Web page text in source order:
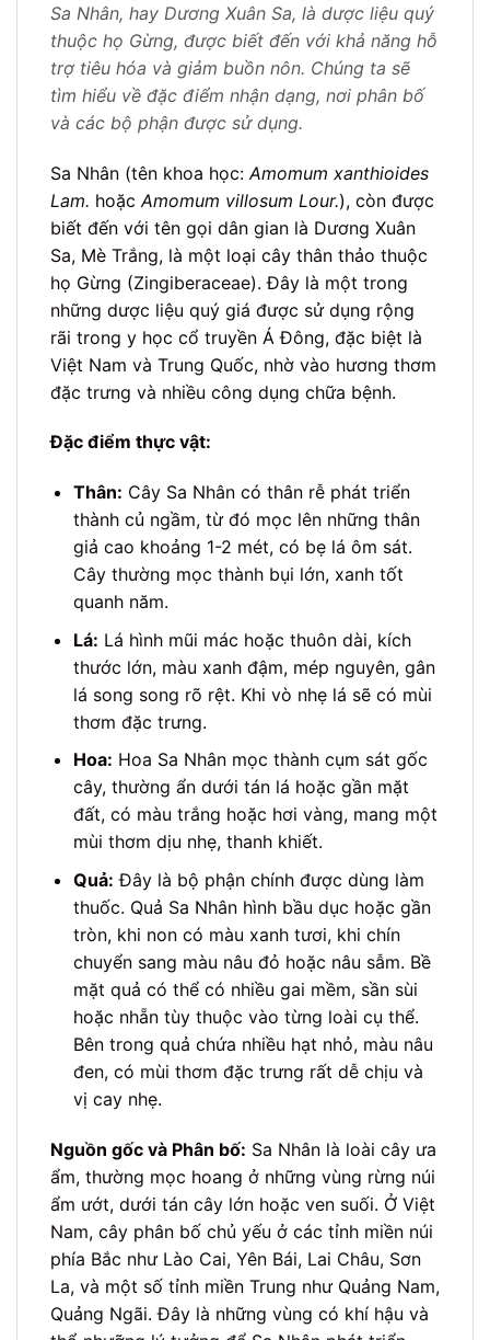
Sa Nhân, hay Dương Xuân Sa, là dược liệu quý
thuộc họ Gừng, được biết đến với khả năng hỗ
trợ tiêu hóa và giảm buồn nôn. Chúng ta sẽ
tìm hiểu về đặc điểm nhận dạng, nơi phân bố
và các bộ phận được sử dụng.
Sa Nhân (tên khoa học: Amomum xanthioides
Lam. hoặc Amomum villosum Lour.), còn được
biết đến với tên gọi dân gian là Dương Xuân
Sa, Mè Trắng, là một loại cây thân thảo thuộc
họ Gừng (Zingiberaceae). Đây là một trong
những dược liệu quý giá được sử dụng rộng
rãi trong y học cổ truyền Á Đông, đặc biệt là
Việt Nam và Trung Quốc, nhờ vào hương thơm
đặc trưng và nhiều công dụng chữa bệnh.
Đặc điểm thực vật:
Thân: Cây Sa Nhân có thân rễ phát triển
thành củ ngầm, từ đó mọc lên những thân
giả cao khoảng 1-2 mét, có bẹ lá ôm sát.
Cây thường mọc thành bụi lớn, xanh tốt
quanh năm.
Lá: Lá hình mũi mác hoặc thuôn dài, kích
thước lớn, màu xanh đậm, mép nguyên, gân
lá song song rõ rệt. Khi vò nhẹ lá sẽ có mùi
thơm đặc trưng.
Hoa: Hoa Sa Nhân mọc thành cụm sát gốc
cây, thường ẩn dưới tán lá hoặc gần mặt
đất, có màu trắng hoặc hơi vàng, mang một
mùi thơm dịu nhẹ, thanh khiết.
Quả: Đây là bộ phận chính được dùng làm
thuốc. Quả Sa Nhân hình bầu dục hoặc gần
tròn, khi non có màu xanh tươi, khi chín
chuyển sang màu nâu đỏ hoặc nâu sẫm. Bề
mặt quả có thể có nhiều gai mềm, sần sùi
hoặc nhẵn tùy thuộc vào từng loài cụ thể.
Bên trong quả chứa nhiều hạt nhỏ, màu nâu
đen, có mùi thơm đặc trưng rất dễ chịu và
vị cay nhẹ.
Nguồn gốc và Phân bố: Sa Nhân là loài cây ưa
ẩm, thường mọc hoang ở những vùng rừng núi
ẩm ướt, dưới tán cây lớn hoặc ven suối. Ở Việt
Nam, cây phân bố chủ yếu ở các tỉnh miền núi
phía Bắc như Lào Cai, Yên Bái, Lai Châu, Sơn
La, và một số tỉnh miền Trung như Quảng Nam,
Quảng Ngãi. Đây là những vùng có khí hậu và